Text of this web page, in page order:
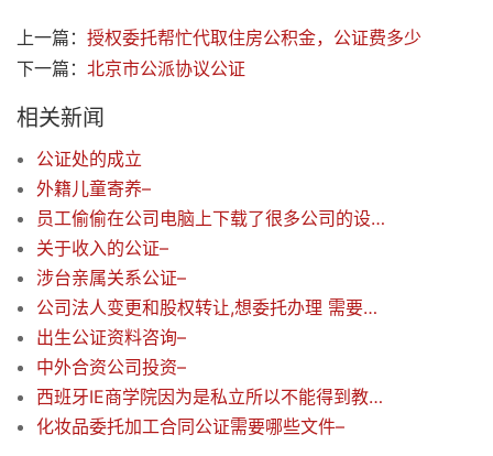
上一篇： 授权委托帮忙代取住房公积金，公证费多少
下一篇： 北京市公派协议公证
相关新闻
公证处的成立
外籍儿童寄养–
员工偷偷在公司电脑上下载了很多公司的设计图纸等资料信息，该事项是否可以公证
关于收入的公证–
涉台亲属关系公证–
公司法人变更和股权转让,想委托办理 需要什么资料
出生公证资料咨询–
中外合资公司投资–
西班牙IE商学院因为是私立所以不能得到教育部的学历公证，国内知名度不高的商学院master毕业之后就业怎样呢
化妆品委托加工合同公证需要哪些文件–